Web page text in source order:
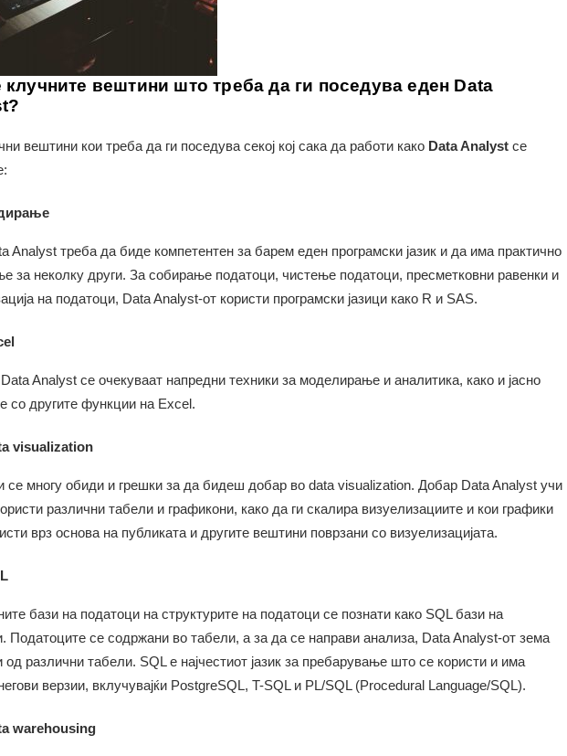
клучните вештини што треба да ги поседува еден Data
вештини кои треба да ги поседува секој кој сака да работи како Data Analystсе
Analyst треба да биде компетентен за барем еден програмски јазик и да има практично
за неколку други. За собирање податоци, чистење податоци, пресметковни равенки и
на податоци, Data Analyst-от користи програмски јазици како R и SAS.
Analyst се очекуваат напредни техники за моделирање и аналитика, како и јасно
со другите функции на Excel.
visualization
се многу обиди и грешки за да бидеш добар во data visualization. Добар Data Analyst учи
различни табели и графикони, како да ги скалира визуелизациите и кои графики
врз основа на публиката и другите вештини поврзани со визуелизацијата.
бази на податоци на структурите на податоци се познати како SQL бази на
Податоците се содржани во табели, а за да се направи анализа, Data Analyst-от зема
од различни табели. SQL е најчестиот јазик за пребарување што се користи и има
верзии, вклучувајќи PostgreSQL, T-SQL и PL/SQL (Procedural Language/SQL).
warehousing